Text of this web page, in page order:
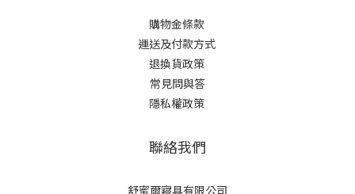
購物金條款
運送及付款方式
退換貨政策
常見問與答
隱私權政策
聯絡我們
舒蜜爾寢具有限公司